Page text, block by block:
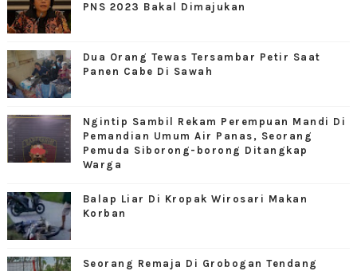
PNS 2023 Bakal Dimajukan
Dua Orang Tewas Tersambar Petir Saat
Panen Cabe Di Sawah
Ngintip Sambil Rekam Perempuan Mandi Di
Pemandian Umum Air Panas, Seorang
Pemuda Siborong-borong Ditangkap
Warga
Balap Liar Di Kropak Wirosari Makan
Korban
Seorang Remaja Di Grobogan Tendang